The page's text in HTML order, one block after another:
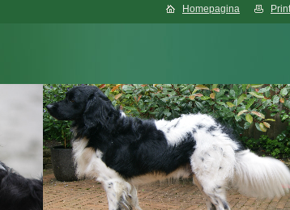
Homepagina Print